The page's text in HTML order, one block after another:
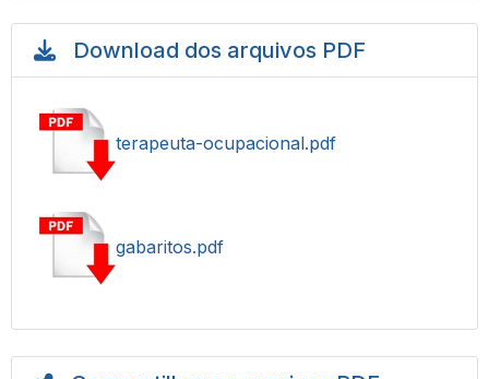
Download dos arquivos PDF
terapeuta-ocupacional.pdf
gabaritos.pdf